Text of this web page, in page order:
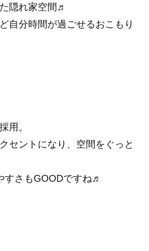
隠れ家空間♬
自分時間が過ごせるおこもり
用。
セントになり、空間をぐっと
すさもGOODですね♬